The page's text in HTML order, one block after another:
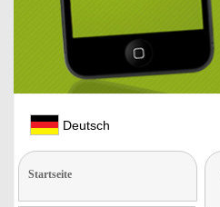
Deutsch
Startseite